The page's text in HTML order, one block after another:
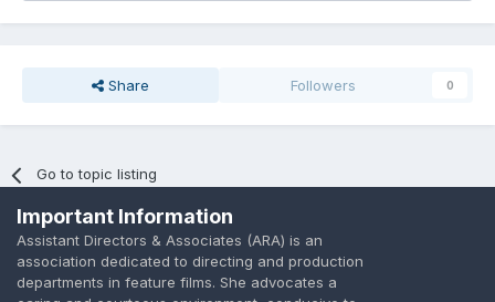
Share Followers 0
Go to topic listing
Important Information
Assistant Directors & Associates (ARA) is an
association dedicated to directing and production
departments in feature films. She advocates a